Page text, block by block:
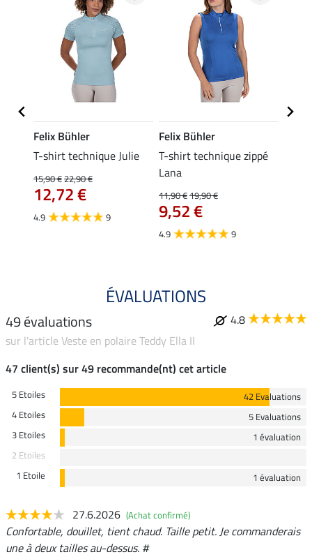
Felix Bühler
T-shirt technique Julie
15,90 €22,90 €
12,72 €
4.9 9
Felix Bühler
T-shirt technique zippé
Lana
11,90 €19,90 €
9,52 €
4.9 9
ÉVALUATIONS
49 évaluations
4.8
sur l'article Veste en polaire Teddy Ella II
47 client(s) sur 49 recommande(nt) cet article
5 Etoiles
42 Evaluations
4 Etoiles
5 Evaluations
3 Etoiles
1 évaluation
2 Etoiles
1 Etoile
1 évaluation
27.6.2026 (Achat confirmé)
Confortable, douillet, tient chaud. Taille petit. Je commanderais
une à deux tailles au-dessus. #